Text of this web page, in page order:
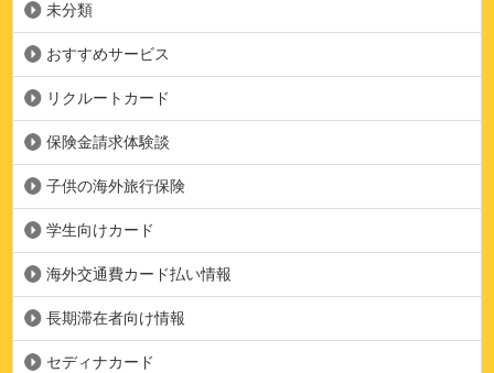
未分類
おすすめサービス
リクルートカード
保険金請求体験談
子供の海外旅行保険
学生向けカード
海外交通費カード払い情報
長期滞在者向け情報
セディナカード